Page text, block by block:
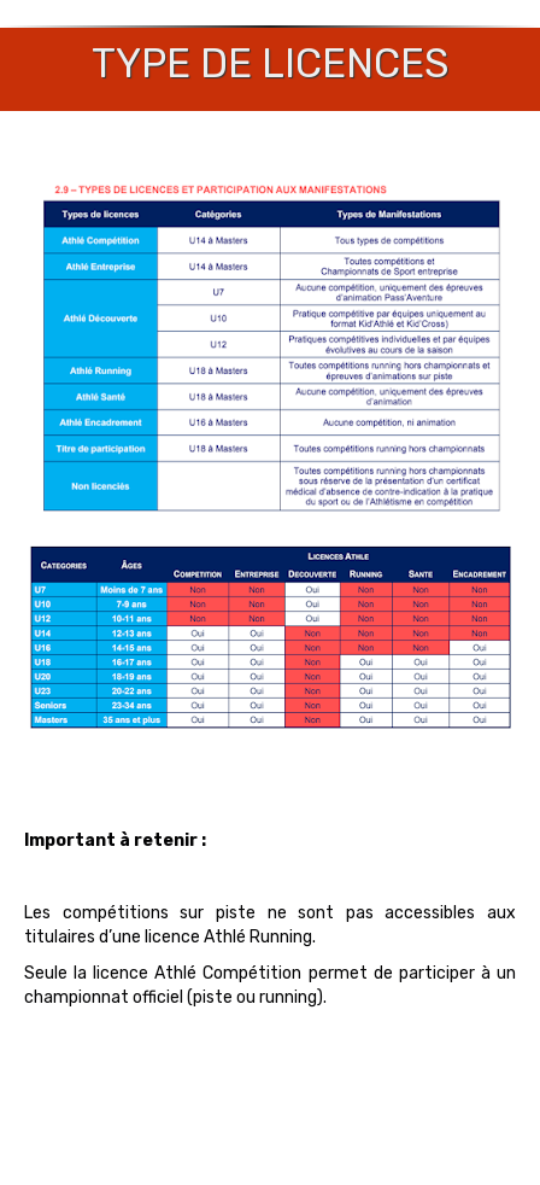
TYPE DE LICENCES
Important à retenir :
Les compétitions sur piste ne sont pas accessibles aux
titulaires d’une licence Athlé Running.
Seule la licence Athlé Compétition permet de participer à un
championnat officiel (piste ou running).